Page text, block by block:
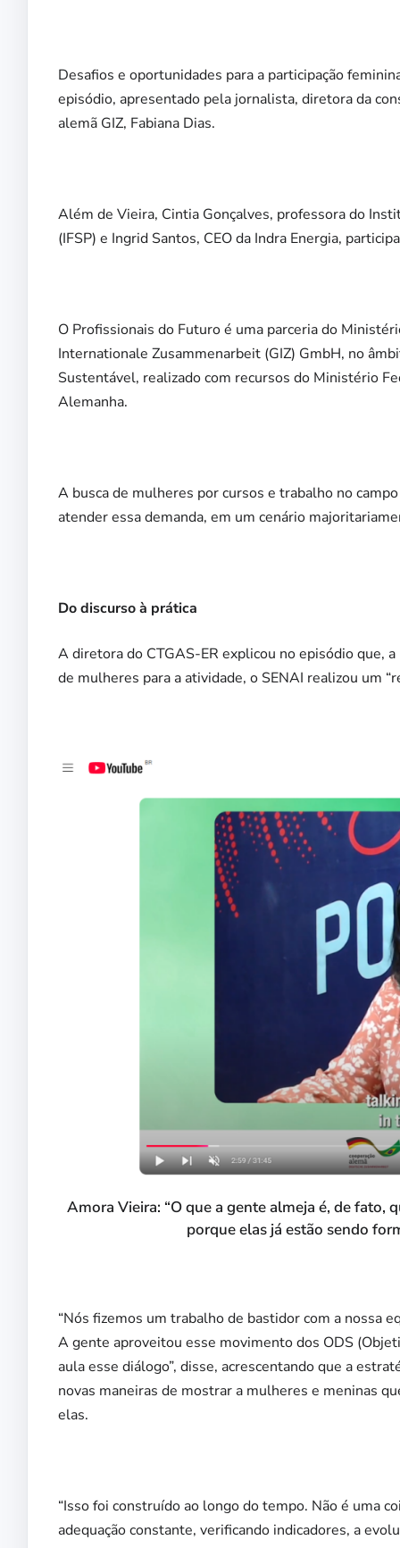
Desafios e oportunidades para a participação
episódio, apresentado pela jornalista, diretora da
alemã GIZ, Fabiana Dias.
Além de Vieira, Cintia Gonçalves, professora do
(IFSP) e Ingrid Santos, CEO da Indra Energia,
O Profissionais do Futuro é uma parceria do
Internationale Zusammenarbeit (GIZ) GmbH, no
Sustentável, realizado com recursos do Ministério
Alemanha.
A busca de mulheres por cursos e trabalho no
atender essa demanda, em um cenário
Do discurso à prática
A diretora do CTGAS-ER explicou no episódio que,
de mulheres para a atividade, o SENAI realizou um
Amora Vieira: “O que a gente almeja é, de fato,
porque elas já estão sendo
“Nós fizemos um trabalho de bastidor com a nossa
A gente aproveitou esse movimento dos ODS
aula esse diálogo”, disse, acrescentando que a
novas maneiras de mostrar a mulheres e meninas
elas.
“Isso foi construído ao longo do tempo. Não é uma
adequação constante, verificando indicadores, a